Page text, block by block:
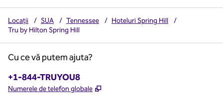
Locații / SUA / Tennessee / Hoteluri Spring Hill
/
Tru by Hilton Spring Hill
Cu ce vă putem ajuta?
Telefon:
+1-844-TRUYOU8
Numerele de telefon globale ,